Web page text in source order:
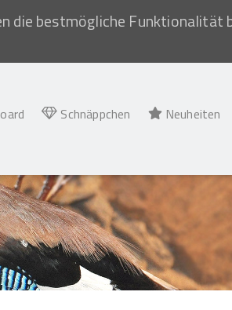
die bestmögliche Funktionalität
Schnäppchen Neuheiten